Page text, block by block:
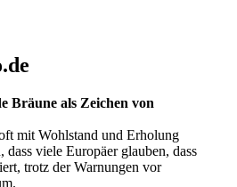
Bräune als Zeichen von
mit Wohlstand und Erholung
viele Europäer glauben, dass
trotz der Warnungen vor